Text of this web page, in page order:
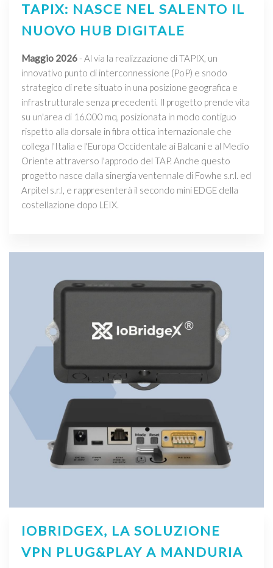
TAPIX: NASCE NEL SALENTO IL
NUOVO HUB DIGITALE
Maggio 2026- Al via la realizzazione di TAPIX, un
innovativo punto di interconnessione (PoP) e snodo
strategico di rete situato in una posizione geografica e
infrastrutturale senza precedenti. Il progetto prende vita
su un'area di 16.000 mq, posizionata in modo contiguo
rispetto alla dorsale in fibra ottica internazionale che
collega l'Italia e l'Europa Occidentale ai Balcani e al Medio
Oriente attraverso l'approdo del TAP. Anche questo
progetto nasce dalla sinergia ventennale di Fowhe s.r.l. ed
Arpitel s.r.l, e rappresenterà il secondo mini EDGE della
costellazione dopo LEIX.
IOBRIDGEX, LA SOLUZIONE
VPN PLUG&PLAY A MANDURIA